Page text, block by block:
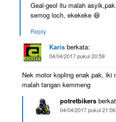
Geal-geol itu malah
semog loch, ekekeke 😆
Reply
Karis berkata:
04/04/2017 pukul 20:59
Nek motor kopling enak pak,
malah tangan kemmeng
potretbikers
04/04/2017 pukul 21:06